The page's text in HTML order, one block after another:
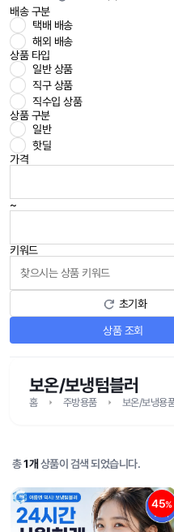
배송 구분
택배 배송
해외 배송
상품 타입
일반 상품
직구 상품
직수입 상품
상품 구분
일반
핫딜
가격
~
키워드
초기화
상품 조회
보온/보냉텀블러
홈 주방용품 보온/보냉용
총1개 상품이 검색 되었습니다.
45%